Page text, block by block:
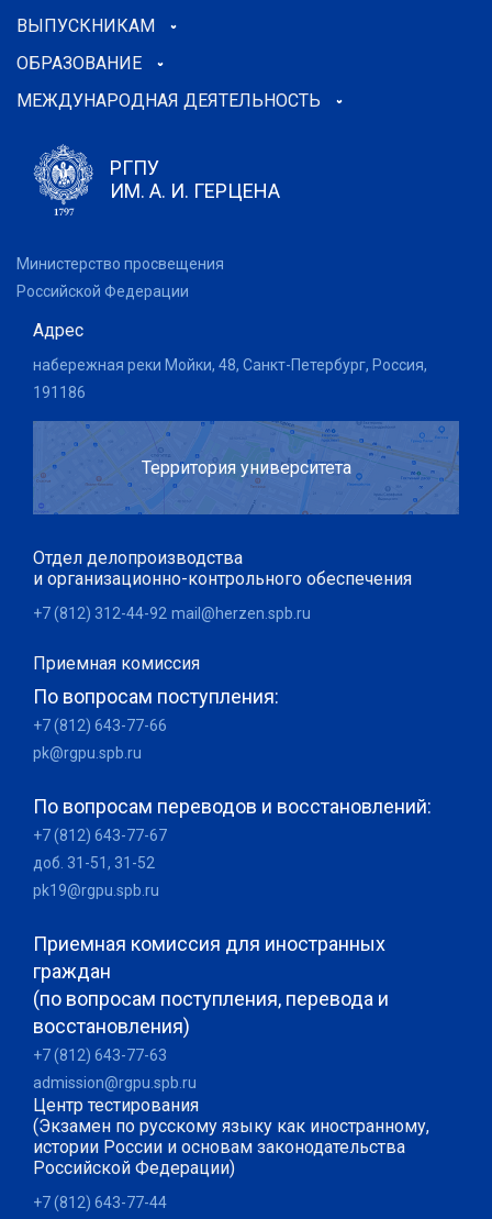
ВЫПУСКНИКАМ
ОБРАЗОВАНИЕ
МЕЖДУНАРОДНАЯ ДЕЯТЕЛЬНОСТЬ
РГПУ
ИМ. А. И. ГЕРЦЕНА
Министерство просвещения
Российской Федерации
Адрес
набережная реки Мойки, 48, Санкт-Петербург, Россия,
191186
Территория университета
Отдел делопроизводства
и организационно-контрольного обеспечения
+7 (812) 312-44-92 mail@herzen.spb.ru
Приемная комиссия
По вопросам поступления:
+7 (812) 643-77-66
pk@rgpu.spb.ru
По вопросам переводов и восстановлений:
+7 (812) 643-77-67
доб. 31-51, 31-52
pk19@rgpu.spb.ru
Приемная комиссия для иностранных
граждан
(по вопросам поступления, перевода и
восстановления)
+7 (812) 643-77-63
admission@rgpu.spb.ru
Центр тестирования
(Экзамен по русскому языку как иностранному,
истории России и основам законодательства
Российской Федерации)
+7 (812) 643-77-44